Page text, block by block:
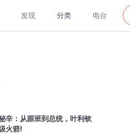
发现 分类 电台
辛：从跟班到总统，叶利钦
火箭!